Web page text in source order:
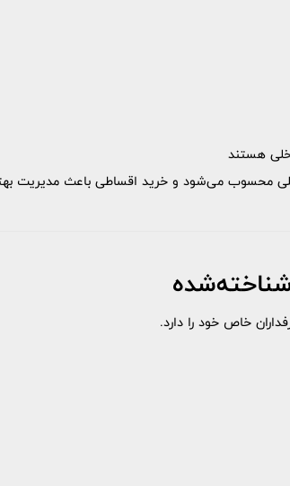
هستند
محسوب می‌شود و خرید اقساطی باعث مدیریت